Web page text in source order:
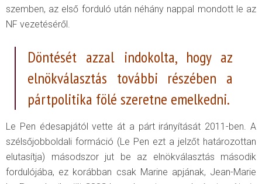
szemben, az első forduló után néhány nappal mondott le az
NF vezetéséről.
Döntését azzal indokolta, hogy az
elnökválasztás további részében a
pártpolitika fölé szeretne emelkedni.
Le Pen édesapjától vette át a párt irányítását 2011-ben. A
szélsőjobboldali formáció (Le Pen ezt a jelzőt határozottan
elutasítja) másodszor jut be az elnökválasztás második
fordulójába, ez korábban csak Marine apjának, Jean-Marie